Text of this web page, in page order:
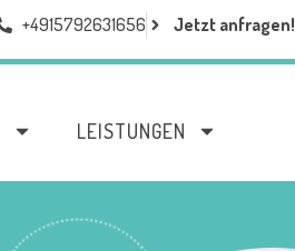
+4915792631656 Jetzt anfragen!
LEISTUNGEN